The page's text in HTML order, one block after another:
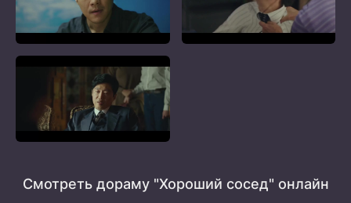
Смотреть дораму "Хороший сосед" онлайн